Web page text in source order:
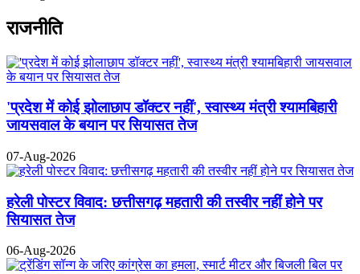
राजनीति
'प्रदेश में कोई झोलाछाप डॉक्टर नहीं', स्वास्थ्य मंत्री श्यामबिहारी
जायसवाल के बयान पर सियासत तेज
07-Aug-2026
हरेली पोस्टर विवाद: छत्तीसगढ़ महतारी की तस्वीर नहीं होने पर
सियासत तेज
06-Aug-2026